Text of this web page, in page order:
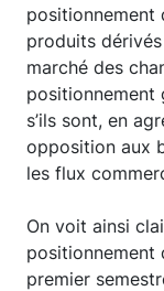
positionnement
produits
marché des
positionnement
s’ils sont, en
opposition aux
les flux
On voit ainsi
positionnement
premier